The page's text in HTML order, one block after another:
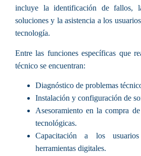
incluye la identificación de fallos,
soluciones y la asistencia a los
tecnología.
Entre las funciones específicas que
técnico se encuentran:
Diagnóstico de problemas
Instalación y configuración de
Asesoramiento en la compra
tecnológicas.
Capacitación a los
herramientas digitales.